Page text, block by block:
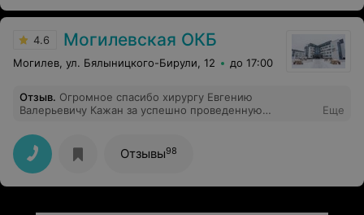
4.6 Могилевская ОКБ
Могилев, ул. Бялыницкого-Бирули, 12 до 17:00
Отзыв. Огромное спасибо хирургу Евгению
Валерьевичу Кажан за успешно проведенную
отношение к пациентам, за высокий профессионализм
и золотые руки. Желаю дальнейших успехов в
непростом деле на благо всех нуждающихся в
лечении, здоровья Вам!!!
Еще
Отзывы98